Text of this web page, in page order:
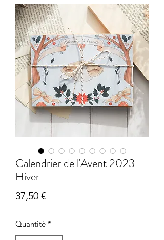
Calendrier de l'Avent 2023 -
Hiver
37,50 €Prix
Quantité *